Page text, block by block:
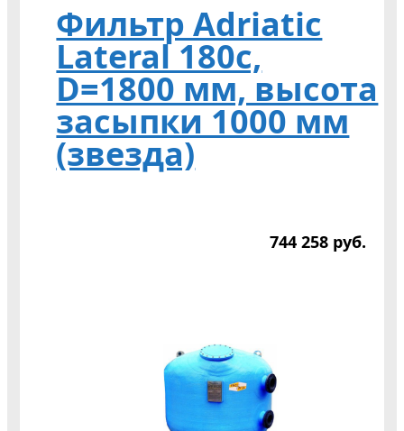
Фильтр Adriatic
Lateral 180c,
D=1800 мм, высота
засыпки 1000 мм
(звезда)
744 258 руб.